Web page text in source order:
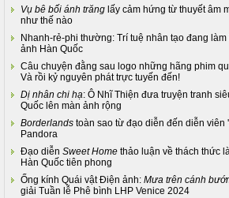
Vụ bê bối ánh trăng lấy cảm hứng từ thuyết âm
như thế nào
Nhanh-rẻ-phi thường: Trí tuệ nhân tạo đang
ảnh Hàn Quốc
Câu chuyện đằng sau logo những hãng phim
Và rồi kỷ nguyên phát trực tuyến đến!
Dị nhân chi hạ: Ô Nhĩ Thiện đưa truyện tranh
Quốc lên màn ảnh rộng
Borderlands toàn sao từ đạo diễn đến diễn viên
Pandora
Đạo diễn Sweet Home thảo luận về thách thức
Hàn Quốc tiên phong
Ống kính Quái vật Điện ảnh: Mưa trên cánh
giải Tuần lễ Phê bình LHP Venice 2024